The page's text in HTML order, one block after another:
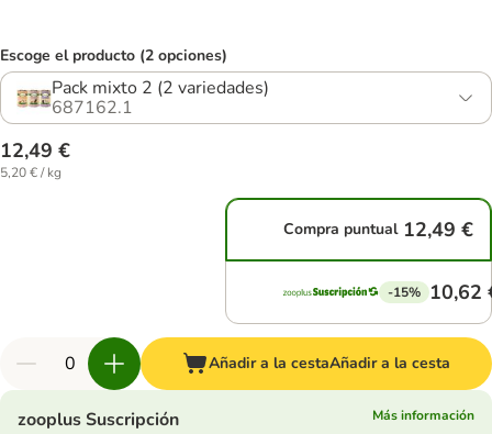
Escoge el producto (2 opciones)
Pack mixto 2 (2 variedades)
687162.1
12,49 €
5,20 € / kg
Compra puntual 12,49 €
-15% 10,62
Añadir a la cestaAñadir a la cesta
zooplus Suscripción
Más información